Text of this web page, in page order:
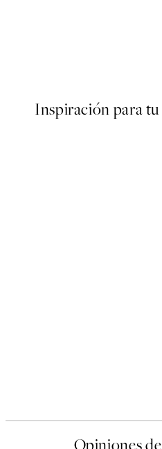
Inspiración para